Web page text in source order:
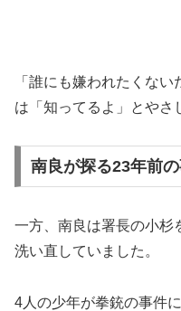
「誰にも嫌われたくな
は「知ってるよ」とやさ
南良が探る23年前
一方、南良は署長の小杉
洗い直していました。
4人の少年が拳銃の事件